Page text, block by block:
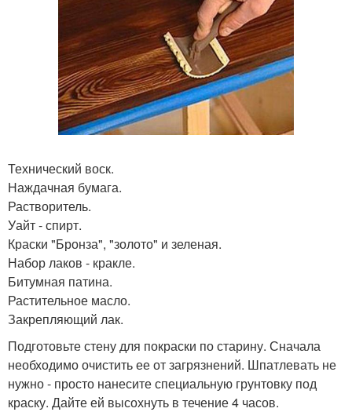
Технический воск.
Наждачная бумага.
Растворитель.
Уайт - спирт.
Краски "Бронза", "золото" и зеленая.
Набор лаков - кракле.
Битумная патина.
Растительное масло.
Закрепляющий лак.
Подготовьте стену для покраски по старину. Сначала
необходимо очистить ее от загрязнений. Шпатлевать не
нужно - просто нанесите специальную грунтовку под
краску. Дайте ей высохнуть в течение 4 часов.